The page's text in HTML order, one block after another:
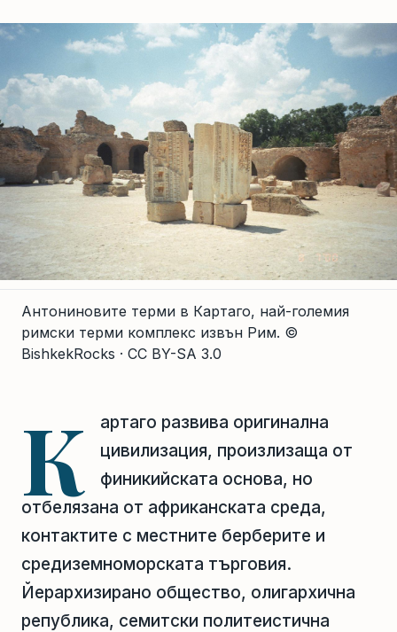
Антониновите терми в Картаго, най-големия
римски терми комплекс извън Рим. ©
BishkekRocks · CC BY-SA 3.0
К
артаго развива оригинална
цивилизация, произлизаща от
финикийската основа, но
отбелязана от африканската среда,
контактите с местните берберите и
средиземноморската търговия.
Йерархизирано общество, олигархична
република, семитски политеистична